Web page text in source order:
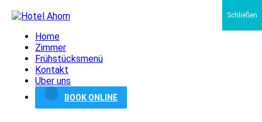
Home
Zimmer
Frühstücksmenü
Kontakt
Über uns
BOOK ONLINE
Schließen